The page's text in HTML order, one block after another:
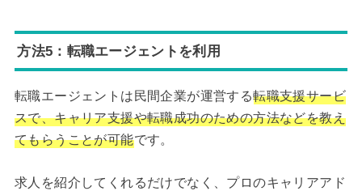
方法5：転職エージェントを利用
転職エージェントは民間企業が運営する転職支援サービ
スで、キャリア支援や転職成功のための方法などを教え
てもらうことが可能です。
求人を紹介してくれるだけでなく、プロのキャリアアド